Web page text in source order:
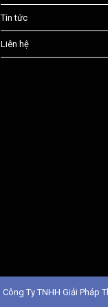
Tin tức
Liên hệ
Công Ty TNHH Giải Pháp